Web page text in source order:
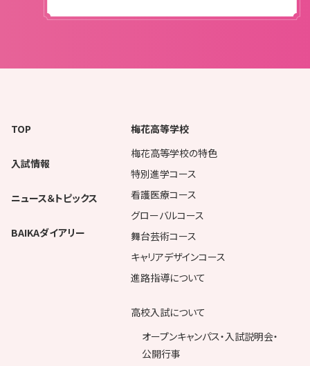
TOP
入試情報
ニュース＆トピックス
BAIKAダイアリー
梅花高等学校
梅花高等学校の特色
特別進学コース
看護医療コース
グローバルコース
舞台芸術コース
キャリアデザインコース
進路指導について
高校入試について
オープンキャンパス・入試説明会・
公開行事